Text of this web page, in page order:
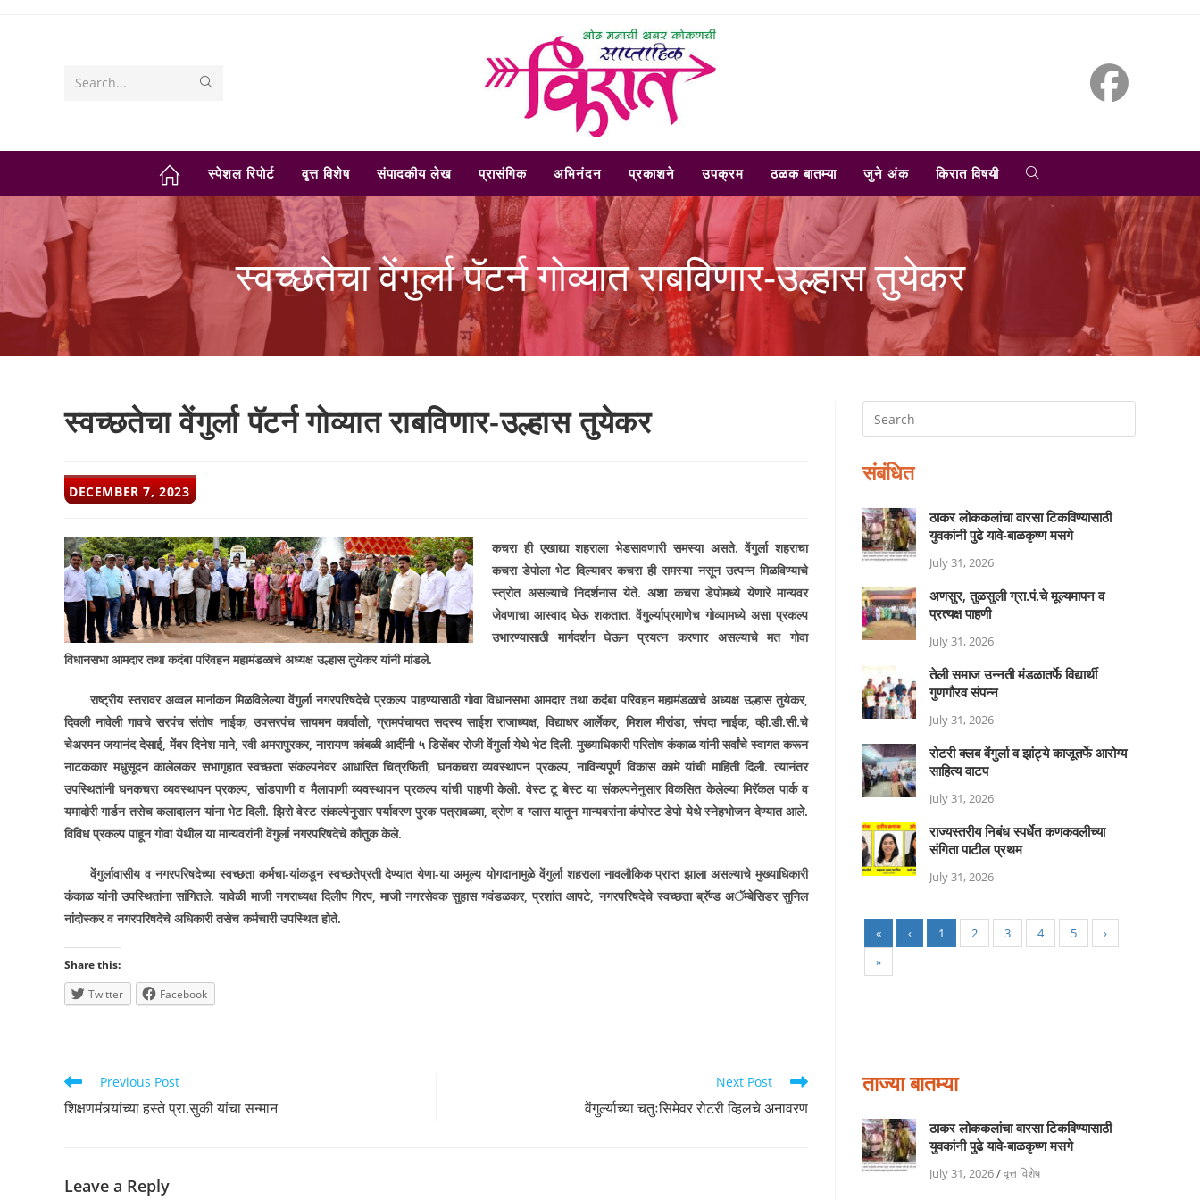
Search...
स्पेशल रिपोर्ट वृत्त विशेष संपादकीय लेख प्रासंगिक अभिनंदन प्रकाशने उपक्रम ठळक बातम्या जुने अंक किरात विषयी TOGGLE
स्वच्छतेचा वेंगुर्ला पॅटर्न गोव्यात राबविणार-उल्हास तुयेकर
स्वच्छतेचा वेंगुर्ला पॅटर्न गोव्यात राबविणार-उल्हास तुयेकर
POST
PUBLISHED:
DECEMBER 7, 2023
कचरा ही एखाद्या शहराला भेडसावणारी समस्या असते. वेंगुर्ला शहराचा
कचरा डेपोला भेट दिल्यावर कचरा ही समस्या नसून उत्पन्न मिळविण्याचे
स्त्रोत असल्याचे निदर्शनास येते. अशा कचरा डेपोमध्ये येणारे मान्यवर
जेवणाचा आस्वाद घेऊ शकतात. वेंगुर्ल्याप्रमाणेच गोव्यामध्ये असा प्रकल्प
उभारण्यासाठी मार्गदर्शन घेऊन प्रयत्न करणार असल्याचे मत गोवा
विधानसभा आमदार तथा कदंबा परिवहन महामंडळाचे अध्यक्ष उल्हास तुयेकर यांनी मांडले.
राष्ट्रीय स्तरावर अव्वल मानांकन मिळविलेल्या वेंगुर्ला नगरपरिषदेचे प्रकल्प पाहण्यासाठी गोवा विधानसभा आमदार तथा कदंबा परिवहन महामंडळाचे अध्यक्ष उल्हास तुयेकर,
दिवली नावेली गावचे सरपंच संतोष नाईक, उपसरपंच सायमन कार्वालो, ग्रामपंचायत सदस्य साईश राजाध्यक्ष, विद्याधर आर्लेकर, मिशल मीरांडा, संपदा नाईक, व्ही.डी.सी.चे
चेअरमन जयानंद देसाई, मेंबर दिनेश माने, रवी अमरापुरकर, नारायण कांबळी आदींनी ५ डिसेंबर रोजी वेंगुर्ला येथे भेट दिली. मुख्याधिकारी परितोष कंकाळ यांनी सर्वांचे स्वागत करून
नाटककार मधुसूदन कालेलकर सभागृहात स्वच्छता संकल्पनेवर आधारित चित्रफिती, घनकचरा व्यवस्थापन प्रकल्प, नाविन्यपूर्ण विकास कामे यांची माहिती दिली. त्यानंतर
उपस्थितांनी घनकचरा व्यवस्थापन प्रकल्प, सांडपाणी व मैलापाणी व्यवस्थापन प्रकल्प यांची पाहणी केली. वेस्ट टू बेस्ट या संकल्पनेनुसार विकसित केलेल्या मिरॅकल पार्क व
यमादोरी गार्डन तसेच कलादालन यांना भेट दिली. झिरो वेस्ट संकल्पेनुसार पर्यावरण पुरक पत्रावळ्या, द्रोण व ग्लास यातून मान्यवरांना कंपोस्ट डेपो येथे स्नेहभोजन देण्यात आले.
विविध प्रकल्प पाहून गोवा येथील या मान्यवरांनी वेंगुर्ला नगरपरिषदेचे कौतुक केले.
वेंगुर्लावासीय व नगरपरिषदेच्या स्वच्छता कर्मचा-यांकडून स्वच्छतेप्रती देण्यात येणा-या अमूल्य योगदानामुळे वेंगुर्ला शहराला नावलौकिक प्राप्त झाला असल्याचे मुख्याधिकारी
कंकाळ यांनी उपस्थितांना सांगितले. यावेळी माजी नगराध्यक्ष दिलीप गिरप, माजी नगरसेवक सुहास गवंडळकर, प्रशांत आपटे, नगरपरिषदेचे स्वच्छता ब्रॅण्ड अॅम्बेसिडर सुनिल
नांदोस्कर व नगरपरिषदेचे अधिकारी तसेच कर्मचारी उपस्थित होते.
Share this:
Twitter
Facebook
Read
more
articles
Previous Post
शिक्षणमंत्र्यांच्या हस्ते प्रा.सुकी यांचा सन्मान
Next Post
वेंगुर्ल्याच्या चतुःसिमेवर रोटरी व्हिलचे अनावरण
Leave a Reply
संबंधित
ठाकर लोककलांचा वारसा टिकविण्यासाठी
युवकांनी पुढे यावे-बाळकृष्ण मसगे
July 31, 2026
अणसुर, तुळसुली ग्रा.पं.चे मूल्यमापन व
प्रत्यक्ष पाहणी
July 31, 2026
तेली समाज उन्नती मंडळातर्फे विद्यार्थी
गुणगौरव संपन्न
July 31, 2026
रोटरी क्लब वेंगुर्ला व झांट्ये काजूतर्फे आरोग्य
साहित्य वाटप
July 31, 2026
राज्यस्तरीय निबंध स्पर्धेत कणकवलीच्या
संगिता पाटील प्रथम
July 31, 2026
« ‹ 1 2 3 4 5
›
»
ताज्या बातम्या
ठाकर लोककलांचा वारसा टिकविण्यासाठी
युवकांनी पुढे यावे-बाळकृष्ण मसगे
July 31, 2026/वृत्त विशेष